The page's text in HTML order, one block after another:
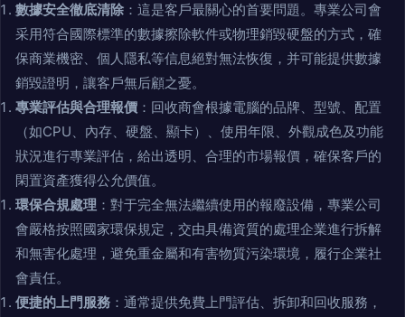
數據安全徹底清除 ：這是客戶最關心的首要問題。專業公司會
采用符合國際標準的數據擦除軟件或物理銷毀硬盤的方式，確
保商業機密、個人隱私等信息絕對無法恢復，并可能提供數據
銷毀證明，讓客戶無后顧之憂。
專業評估與合理報價 ：回收商會根據電腦的品牌、型號、配置
（如CPU、內存、硬盤、顯卡）、使用年限、外觀成色及功能
狀況進行專業評估，給出透明、合理的市場報價，確保客戶的
閑置資產獲得公允價值。
環保合規處理 ：對于完全無法繼續使用的報廢設備，專業公司
會嚴格按照國家環保規定，交由具備資質的處理企業進行拆解
和無害化處理，避免重金屬和有害物質污染環境，履行企業社
會責任。
便捷的上門服務 ：通常提供免費上門評估、拆卸和回收服務，